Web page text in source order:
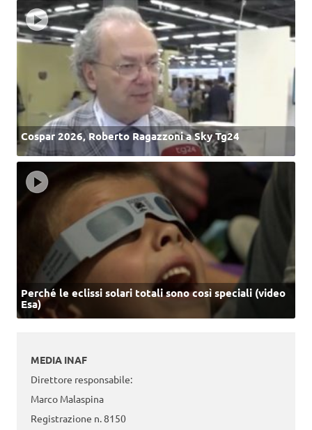
Cospar 2026, Roberto Ragazzoni a Sky Tg24
Perché le eclissi solari totali sono così speciali (video
Esa)
MEDIA INAF
Direttore responsabile:
Marco Malaspina
Registrazione n. 8150